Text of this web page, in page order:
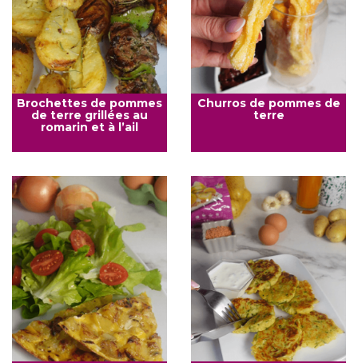
Brochettes de pommes
de terre grillées au
romarin et à l’ail
Churros de pommes de
terre